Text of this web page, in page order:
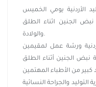
الأردنية يومي الخميس
عن مراقبة نبض الجنين اثناء الطلق
والولادة.
ورشة عمل لمقيمين
نبض الجنين أثناء الطلق
والجراحة النسائية